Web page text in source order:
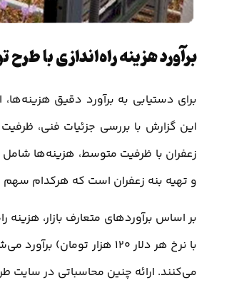
برآورد هزینه راه‌اندازی با
برای دستیابی به برآورد دقیق
این گزارش با بررسی جزئیات فنی،
زعفران با ظرفیت متوسط، هزینه‌ها
و تهیه بنه زعفران است که هرکدام سهم
بر اساس برآوردهای متعارف بازار،
با نرخ هر دلار 120 هزار
می‌کنند. ارائه چنین محاسباتی در سایت